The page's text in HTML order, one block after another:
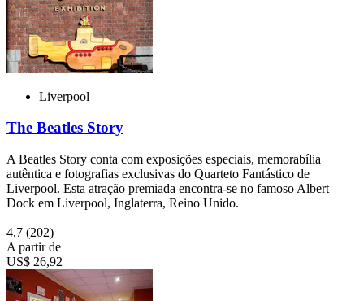
Liverpool
The Beatles Story
A Beatles Story conta com exposições especiais, memorabília
autêntica e fotografias exclusivas do Quarteto Fantástico de
Liverpool. Esta atração premiada encontra-se no famoso Albert
Dock em Liverpool, Inglaterra, Reino Unido.
4,7 (202)
A partir de
US$ 26,92